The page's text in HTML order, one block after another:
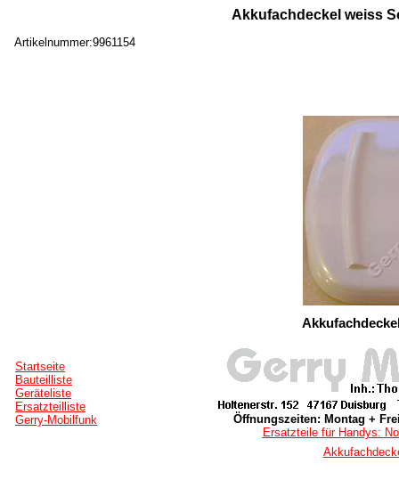
Akkufachdeckel weiss
Artikelnummer:9961154
Startseite
Bauteilliste
Geräteliste
Ersatzteilliste
Gerry-Mobilfunk
Öffnungszeiten: Montag +
Ersatzteile für Handys: